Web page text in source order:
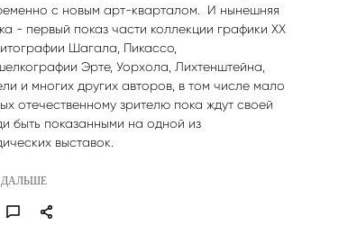
с новым арт-кварталом. И нынешняя
- первый показ части коллекции графики ХХ
Шагала, Пикассо,
Эрте, Уорхола, Лихтенштейна,
и многих других авторов, в том числе мало
отечественному зрителю пока ждут своей
быть показанными на одной из
выставок.
ДАЛЬШЕ